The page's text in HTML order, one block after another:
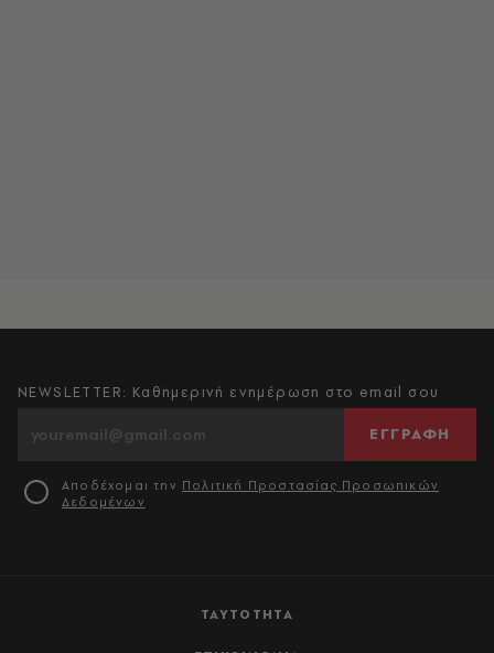
ΤΑΥΤΟΤΗΤΑ
NEWSLETTER: Καθημερινή ενημέρωση στο email σου
ΕΓΓΡΑΦΗ
Αποδέχομαι την Πολιτική Προστασίας Προσωπικών
Δεδομένων